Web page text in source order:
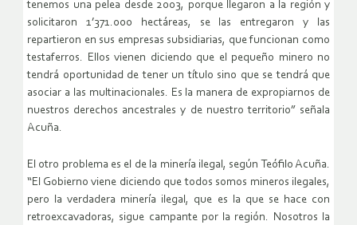
tenemos una pelea desde 2003, porque llegaron a la región y
solicitaron 1’371.000 hectáreas, se las entregaron y las
repartieron en sus empresas subsidiarias, que funcionan como
testaferros. Ellos vienen diciendo que el pequeño minero no
tendrá oportunidad de tener un título sino que se tendrá que
asociar a las multinacionales. Es la manera de expropiarnos de
nuestros derechos ancestrales y de nuestro territorio” señala
Acuña.
El otro problema es el de la minería ilegal, según Teófilo Acuña.
“El Gobierno viene diciendo que todos somos mineros ilegales,
pero la verdadera minería ilegal, que es la que se hace con
retroexcavadoras, sigue campante por la región. Nosotros la